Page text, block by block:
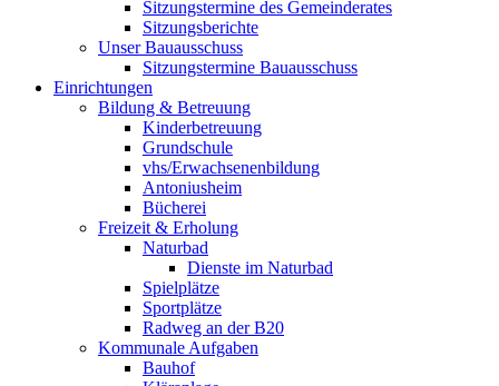
Sitzungstermine des Gemeinderates
Sitzungsberichte
Unser Bauausschuss
Sitzungstermine Bauausschuss
Einrichtungen
Bildung & Betreuung
Kinderbetreuung
Grundschule
vhs/Erwachsenenbildung
Antoniusheim
Bücherei
Freizeit & Erholung
Naturbad
Dienste im Naturbad
Spielplätze
Sportplätze
Radweg an der B20
Kommunale Aufgaben
Bauhof